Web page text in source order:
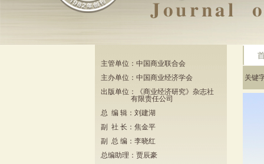
主管单位：中国商业联合会
主办单位：中国商业经济学会
出版单位：《商业经济研究》杂志社
有限责任公司
总 编 辑：刘建湖
副 社 长：焦金平
副 总 编：李晓红
总编助理：贾辰豪
关键